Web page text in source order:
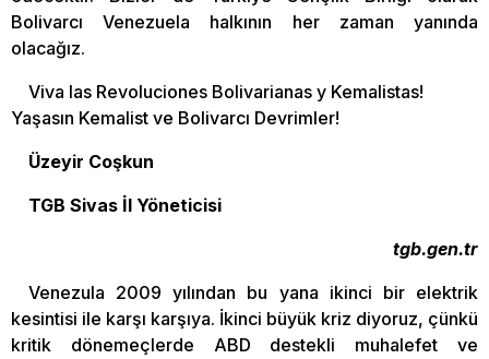
Bolivarcı Venezuela halkının her zaman yanında
olacağız.
Viva las Revoluciones Bolivarianas y Kemalistas!
Yaşasın Kemalist ve Bolivarcı Devrimler!
Üzeyir Coşkun
TGB Sivas İl Yöneticisi
tgb.gen.tr
Venezula 2009 yılından bu yana ikinci bir elektrik
kesintisi ile karşı karşıya. İkinci büyük kriz diyoruz, çünkü
kritik dönemeçlerde ABD destekli muhalefet ve